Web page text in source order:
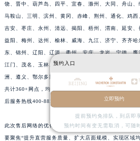
饶、晋中、葫芦岛、四平、宜春、滁州、大同、舟山、
马鞍山、三明、滨州、黄冈、赤峰、荆州、通化、鸡西
吉安、枣庄、永州、清远、揭阳、梧州、渭南、延安、
益阳、梅州、达州、榆林、威海、九江、济宁、齐齐
东、锦州、辽阳、辽源、衢州、安庆、龙岩、宁德、鹰
江门、茂名、玉林、乐山、南充、雅安、宝鸡、柳州
洲、遵义、鄂尔多斯、阳泉、昆山、黄石、湘潭、十堰
共计360+网点，均有江诗丹顿官方售后服务网点，详
后服务热线400-882-9682进行咨询。
此次售后网络的优化，是江诗丹顿中国区近年来规模
要聚焦“提升直营服务质量、扩大店面规模、实现区域
预约入口
立即预约
提前预约免排队，到店即
预约时间有变无需取消，可随